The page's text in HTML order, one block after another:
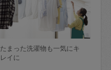
たまった洗濯物も一気にキ
レイに